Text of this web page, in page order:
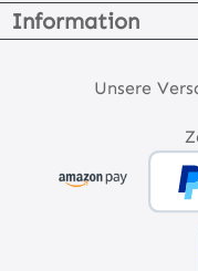
Information
Unsere